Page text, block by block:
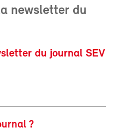
newsletter du
du journal SEV
?